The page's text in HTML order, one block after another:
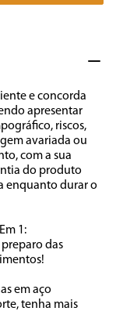
e concorda
apresentar
riscos,
avariada ou
com a sua
do produto
enquanto durar o
1:
das
em aço
tenha mais